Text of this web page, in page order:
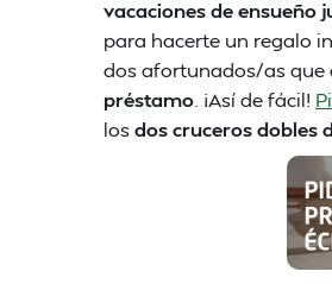
vacaciones de ensueño
para hacerte un regalo
dos afortunados/as que
préstamo . ¡Así de fácil!
losdos cruceros dobles